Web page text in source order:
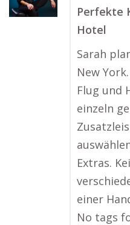
Perfekte
Hotel
Sarah
New
Flug und
einzeln
Extras.
einer
No tags